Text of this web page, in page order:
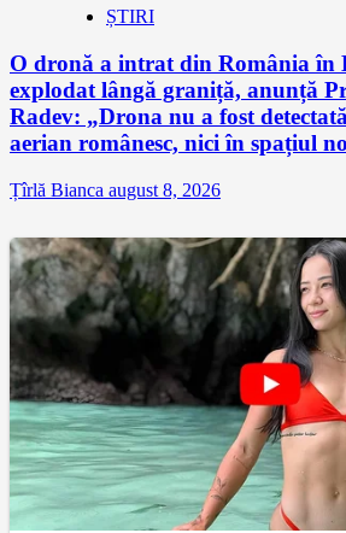
ȘTIRI
O dronă a intrat din România în
explodat lângă graniță, anunță
Radev: „Drona nu a fost
aerian românesc, nici în spațiul
Țîrlă Bianca august 8, 2026